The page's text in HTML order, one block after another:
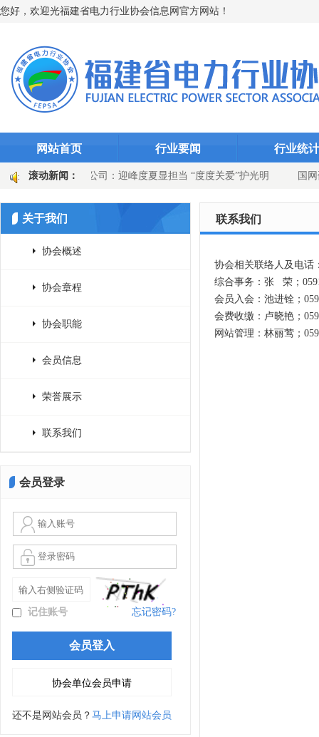
您好，欢迎光福建省电力行业协会信息网官方网站！
网站首页 行业要闻 行业统计
滚动新闻：
时 永安发电公司：迎峰度夏显担当 “度度关爱”护光明 国
线装置升级 国网上杭县供电公司：吹响百日攻坚号角 党建引领供
关于我们
协会概述
协会章程
协会职能
会员信息
荣誉展示
联系我们
会员登录
记住账号 忘记密码?
还不是网站会员？ 马上申请网站会员
联系我们
协会相关联络人及电话
综合事务：张 荣；
会员入会：池进铨；
会费收缴：卢晓艳；
网站管理：林丽莺；